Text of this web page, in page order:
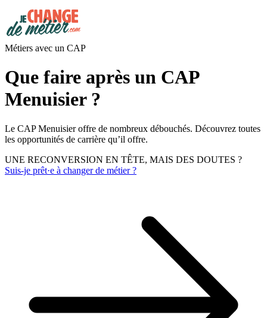
Métiers avec un CAP
Que faire après un CAP
Menuisier ?
Le CAP Menuisier offre de nombreux débouchés. Découvrez toutes
les opportunités de carrière qu’il offre.
UNE RECONVERSION EN TÊTE, MAIS DES DOUTES ?
Suis-je prêt·e à changer de métier ?